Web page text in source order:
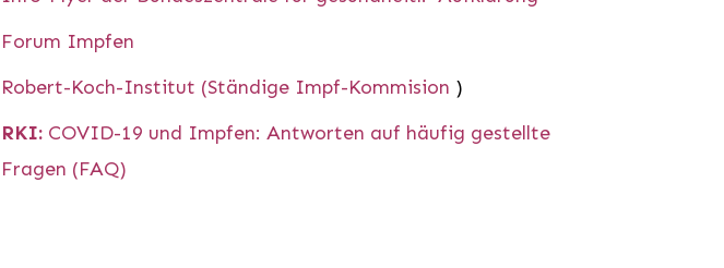
Forum Impfen
Robert-Koch-Institut (Ständige Impf-Kommision )
RKI: COVID-19 und Impfen: Antworten auf häufig gestellte
Fragen (FAQ)